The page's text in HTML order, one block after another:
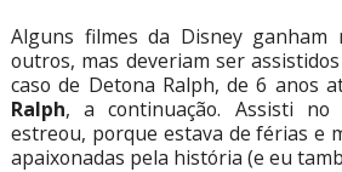
Alguns filmes da Disney ganham
outros, mas deveriam ser
caso de Detona Ralph, de 6 anos
Ralph, a continuação. Assisti
estreou, porque estava de férias e
apaixonadas pela história (e eu